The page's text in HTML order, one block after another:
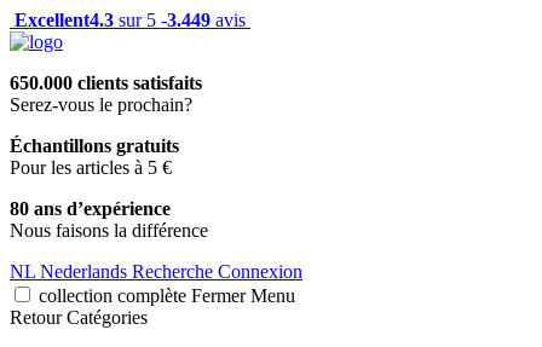
Excellent4.3 sur 5 -3.449 avis
650.000 clients satisfaits
Serez-vous le prochain?
Échantillons gratuits
Pour les articles à 5 €
80 ans d’expérience
Nous faisons la différence
NL Nederlands Recherche Connexion
collection complète Fermer Menu
Retour Catégories